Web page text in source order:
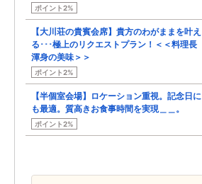
ポイント2%
【大川荘の貴賓会席】貴方のわがままを叶え
る･･･極上のリクエストプラン！＜＜料理長
渾身の美味＞＞
ポイント2%
【半個室会場】ロケーション重視。記念日に
も最適。質高きお食事時間を実現＿＿。
ポイント2%